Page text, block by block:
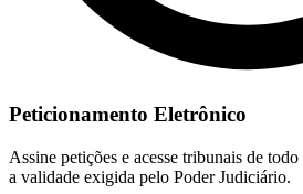
Peticionamento Eletrônico
Assine petições e acesse tribunais de
a validade exigida pelo Poder Judiciário.